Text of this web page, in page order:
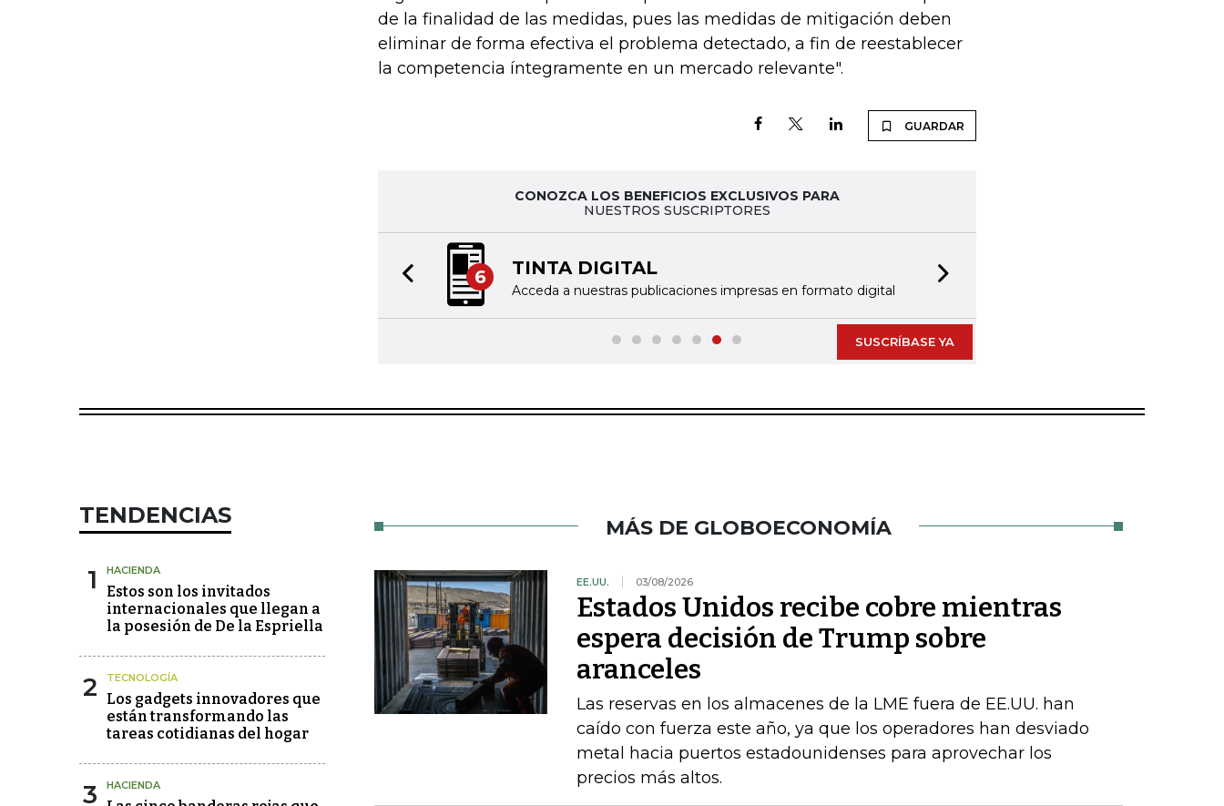
de la finalidad de las medidas, pues las medidas de mitigación deben
eliminar de forma efectiva el problema detectado, a fin de reestablecer
la competencia íntegramente en un mercado relevante".
GUARDAR
CONOZCA LOS BENEFICIOS EXCLUSIVOS PARA
NUESTROS SUSCRIPTORES
6 TINTA DIGITAL
Acceda a nuestras publicaciones impresas en formato digital
Previous slide
SUSCRÍBASE YA
TENDENCIAS
1 HACIENDA
Estos son los invitados
internacionales que llegan a
la posesión de De la Espriella
2 TECNOLOGÍA
Los gadgets innovadores que
están transformando las
tareas cotidianas del hogar
3 HACIENDA
MÁS DE GLOBOECONOMÍA
EE.UU. 03/08/2026
Estados Unidos recibe cobre mientras
espera decisión de Trump sobre
aranceles
Las reservas en los almacenes de la LME fuera de EE.UU. han
caído con fuerza este año, ya que los operadores han desviado
metal hacia puertos estadounidenses para aprovechar los
precios más altos.